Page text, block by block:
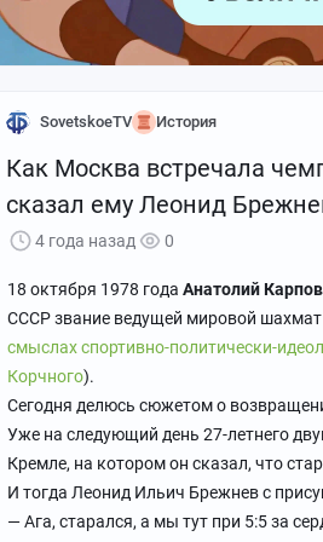
SovetskoeTV История
Как Москва встречала
сказал ему Леонид
4 года назад 0
18 октября 1978 года Анатолий
СССР звание ведущей мировой
смыслах спортивно-политически-
Корчного).
Сегодня делюсь сюжетом о
Уже на следующий день 27-летнего
Кремле, на котором он сказал, что
И тогда Леонид Ильич Брежнев с
— Ага, старался, а мы тут при 5:5 за